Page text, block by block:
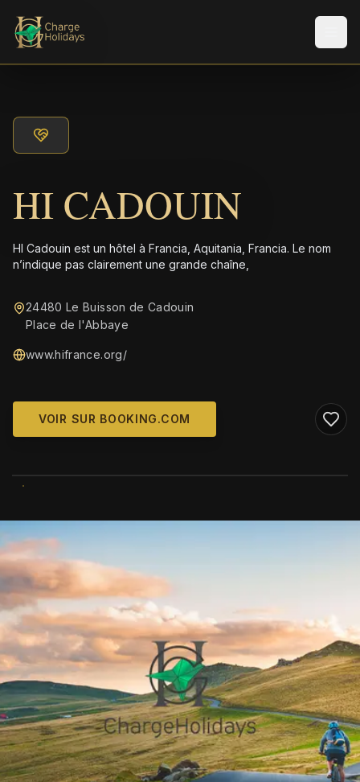
HI CADOUIN
HI Cadouin est un hôtel à Francia, Aquitania, Francia. Le nom
n’indique pas clairement une grande chaîne,
24480 Le Buisson de Cadouin
Place de l'Abbaye
www.hifrance.org/
VOIR SUR BOOKING.COM